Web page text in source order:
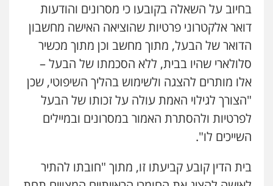
בחיוב על השאלה בקובעו כי מסרונים והודעות
דואר אלקטרוני פרטיות שהוציאה האישה מחשבון
הדואר של הבעל, מתוך מחשב וכן מתוך מכשיר
סלולארי שהיו בבית, ללא הסכמתו של הבעל –
אלו מותרים להצגה ולשימוש בהליך השיפוטי, שכן
"הצורך לגילוי האמת עולה על זכותו של הבעל
לפרטיות ולהסתרת האמור במסרונים ובמיילים
השייכים לו".
בית הדין קובע קביעתו זו, מתוך "חובתו להתיר
רונן הלל – מוניטין
מחיקת כתבות מגוגל ודחיקת אזכורים
שליליים
שירותים מקצועיים לעורכי דין
0522508109
אחסון אתרים
תמיכה
מקצועיים לעורכי דין
שירותים מקצועיים
לעורכי דין